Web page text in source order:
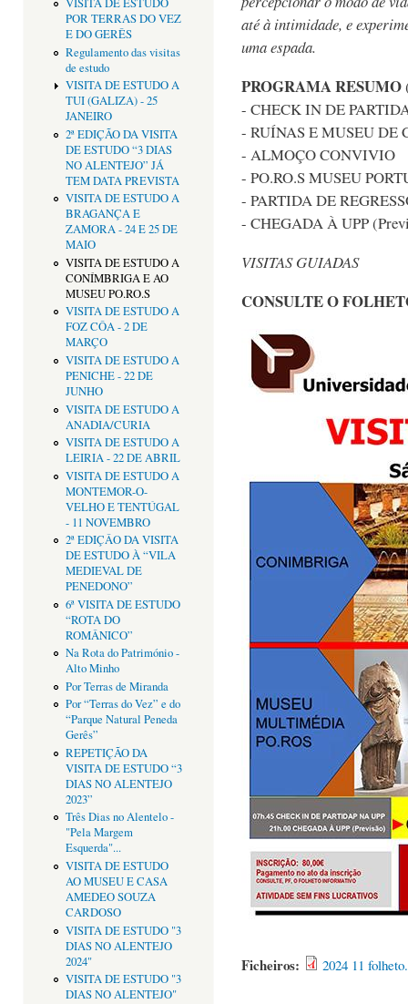
VISITA DE ESTUDO
POR TERRAS DO VEZ
E DO GERÊS
Regulamento das visitas
de estudo
VISITA DE ESTUDO A
TUI (GALIZA) - 25
JANEIRO
2ª EDIÇÃO DA VISITA
DE ESTUDO “3 DIAS
NO ALENTEJO” JÁ
TEM DATA PREVISTA
VISITA DE ESTUDO A
BRAGANÇA E
ZAMORA - 24 E 25 DE
MAIO
VISITA DE ESTUDO A
CONÍMBRIGA E AO
MUSEU PO.RO.S
VISITA DE ESTUDO A
FOZ CÔA - 2 DE
MARÇO
VISITA DE ESTUDO A
PENICHE - 22 DE
JUNHO
VISITA DE ESTUDO A
ANADIA/CURIA
VISITA DE ESTUDO A
LEIRIA - 22 DE ABRIL
VISITA DE ESTUDO A
MONTEMOR-O-
VELHO E TENTÚGAL
- 11 NOVEMBRO
2ª EDIÇÂO DA VISITA
DE ESTUDO À “VILA
MEDIEVAL DE
PENEDONO”
6ª VISITA DE ESTUDO
“ROTA DO
ROMÂNICO”
Na Rota do Património -
Alto Minho
Por Terras de Miranda
Por “Terras do Vez” e do
“Parque Natural Peneda
Gerês”
REPETIÇÃO DA
VISITA DE ESTUDO “3
DIAS NO ALENTEJO
2023”
Três Dias no Alentelo -
"Pela Margem
Esquerda"...
VISITA DE ESTUDO
AO MUSEU E CASA
AMEDEO SOUZA
CARDOSO
VISITA DE ESTUDO "3
DIAS NO ALENTEJO
2024"
VISITA DE ESTUDO "3
DIAS NO ALENTEJO"
até à intimidade, e
uma espada.
PROGRAMA RESUMO
- CHECK IN DE
- RUÍNAS E MUSEU DE
- ALMOÇO CONVIVIO
- PO.RO.S MUSEU
- PARTIDA DE
- CHEGADA À UPP
VISITAS GUIADAS
CONSULTE O
Ficheiros: 2024 11